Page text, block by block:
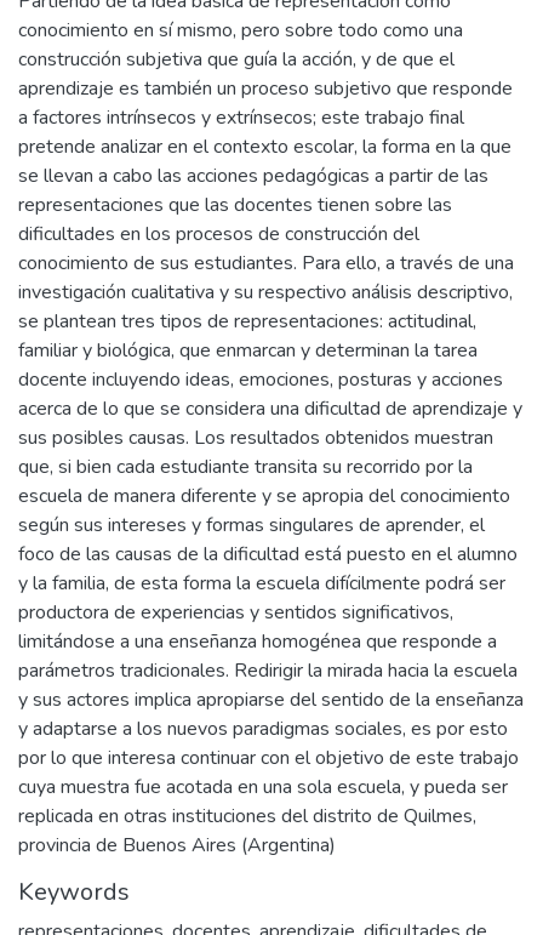
conocimiento en sí mismo, pero sobre todo como una
construcción subjetiva que guía la acción, y de que el
aprendizaje es también un proceso subjetivo que responde
a factores intrínsecos y extrínsecos; este trabajo final
pretende analizar en el contexto escolar, la forma en la que
se llevan a cabo las acciones pedagógicas a partir de las
representaciones que las docentes tienen sobre las
dificultades en los procesos de construcción del
conocimiento de sus estudiantes. Para ello, a través de una
investigación cualitativa y su respectivo análisis descriptivo,
se plantean tres tipos de representaciones: actitudinal,
familiar y biológica, que enmarcan y determinan la tarea
docente incluyendo ideas, emociones, posturas y acciones
acerca de lo que se considera una dificultad de aprendizaje y
sus posibles causas. Los resultados obtenidos muestran
que, si bien cada estudiante transita su recorrido por la
escuela de manera diferente y se apropia del conocimiento
según sus intereses y formas singulares de aprender, el
foco de las causas de la dificultad está puesto en el alumno
y la familia, de esta forma la escuela difícilmente podrá ser
productora de experiencias y sentidos significativos,
limitándose a una enseñanza homogénea que responde a
parámetros tradicionales. Redirigir la mirada hacia la escuela
y sus actores implica apropiarse del sentido de la enseñanza
y adaptarse a los nuevos paradigmas sociales, es por esto
por lo que interesa continuar con el objetivo de este trabajo
cuya muestra fue acotada en una sola escuela, y pueda ser
replicada en otras instituciones del distrito de Quilmes,
provincia de Buenos Aires (Argentina)
Keywords